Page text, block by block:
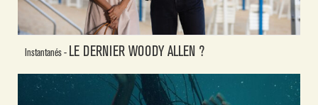
Instantanés - LE DERNIER WOODY ALLEN ?